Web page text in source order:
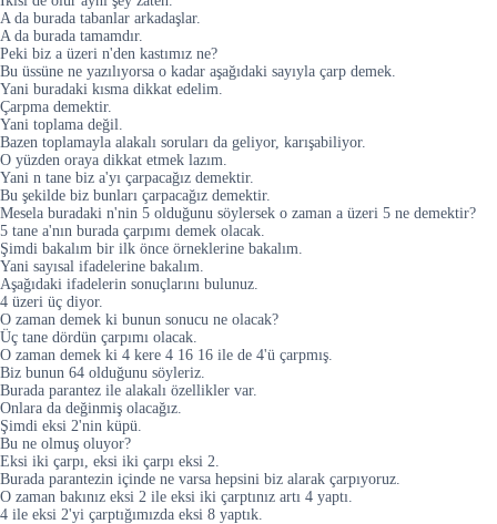
A da burada tabanlar arkadaşlar.
A da burada tamamdır.
Peki biz a üzeri n'den kastımız ne?
Bu üssüne ne yazılıyorsa o kadar aşağıdaki sayıyla çarp demek.
Yani buradaki kısma dikkat edelim.
Çarpma demektir.
Yani toplama değil.
Bazen toplamayla alakalı soruları da geliyor, karışabiliyor.
O yüzden oraya dikkat etmek lazım.
Yani n tane biz a'yı çarpacağız demektir.
Bu şekilde biz bunları çarpacağız demektir.
Mesela buradaki n'nin 5 olduğunu söylersek o zaman a üzeri 5 ne demektir?
5 tane a'nın burada çarpımı demek olacak.
Şimdi bakalım bir ilk önce örneklerine bakalım.
Yani sayısal ifadelerine bakalım.
Aşağıdaki ifadelerin sonuçlarını bulunuz.
4 üzeri üç diyor.
O zaman demek ki bunun sonucu ne olacak?
Üç tane dördün çarpımı olacak.
O zaman demek ki 4 kere 4 16 16 ile de 4'ü çarpmış.
Biz bunun 64 olduğunu söyleriz.
Burada parantez ile alakalı özellikler var.
Onlara da değinmiş olacağız.
Şimdi eksi 2'nin küpü.
Bu ne olmuş oluyor?
Eksi iki çarpı, eksi iki çarpı eksi 2.
Burada parantezin içinde ne varsa hepsini biz alarak çarpıyoruz.
O zaman bakınız eksi 2 ile eksi iki çarptınız artı 4 yaptı.
4 ile eksi 2'yi çarptığımızda eksi 8 yaptık.